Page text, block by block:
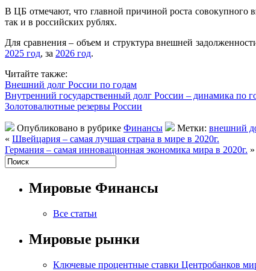
В ЦБ отмечают, что главной причиной роста совокупного
так и в российских рублях.
Для сравнения – объем и структура внешней
2025 год, за 2026 год.
Читайте также:
Внешний долг России по годам
Внутренний государственный долг России – динамика по
Золотовалютные резервы России
Опубликовано в рубрике Финансы Метки: внешний
« Швейцария – самая лучшая страна в мире в 2020г.
Германия – самая инновационная экономика мира в 2020г. »
Мировые Финансы
Все статьи
Мировые рынки
Ключевые процентные ставки Центробанков